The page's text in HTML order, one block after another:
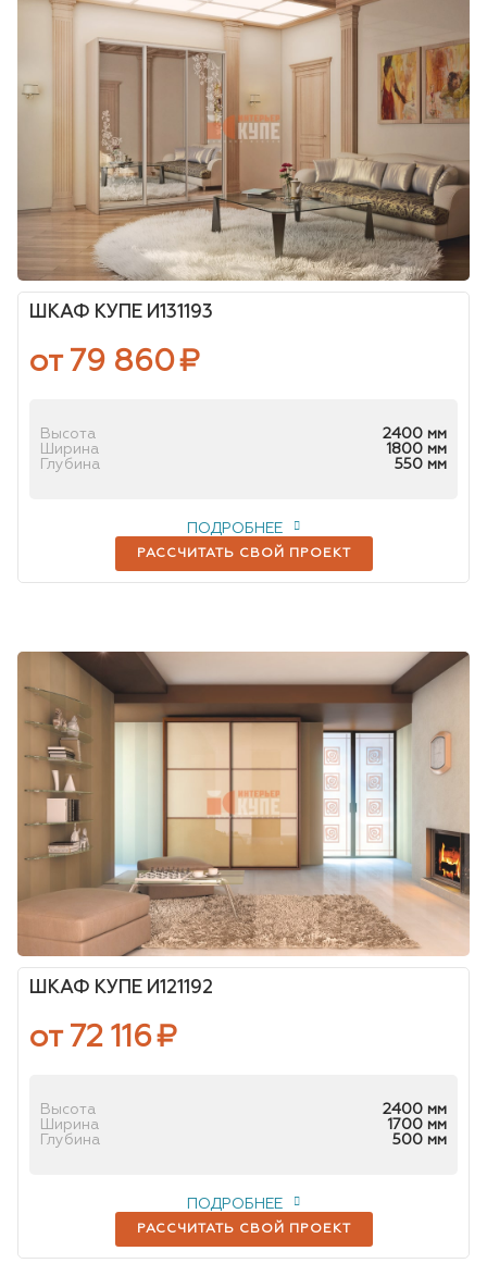
ШКАФ КУПЕ И131193
от 79 860₽
Высота
2400 мм
Ширина
1800 мм
Глубина
550 мм
РАССЧИТАТЬ СВОЙ ПРОЕКТ
ПОДРОБНЕЕ
ШКАФ КУПЕ И121192
от 72 116₽
Высота
2400 мм
Ширина
1700 мм
Глубина
500 мм
РАССЧИТАТЬ СВОЙ ПРОЕКТ
ПОДРОБНЕЕ